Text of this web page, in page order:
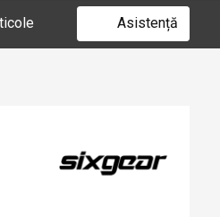
Asistență